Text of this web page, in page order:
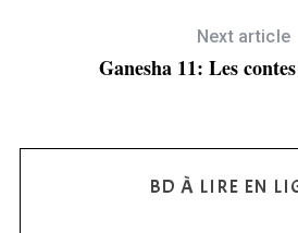
Next article
Ganesha 11: Les
BD À LIRE EN